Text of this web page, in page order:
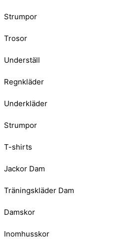
Strumpor
Trosor
Underställ
Regnkläder
Underkläder
Strumpor
T-shirts
Jackor Dam
Träningskläder Dam
Damskor
Inomhusskor